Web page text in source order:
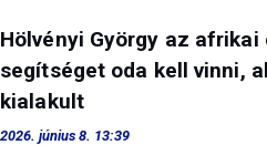
Hölvényi György az afrikai
segítséget oda kell vinni,
kialakult
2026. június 8. 13:39